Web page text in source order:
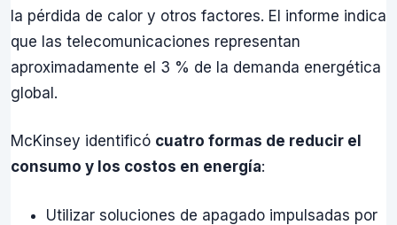
la pérdida de calor y otros factores. El informe indica
que las telecomunicaciones representan
aproximadamente el 3 % de la demanda energética
global.
McKinsey identificó cuatro formas de reducir el
consumo y los costos en energía:
Utilizar soluciones de apagado impulsadas por